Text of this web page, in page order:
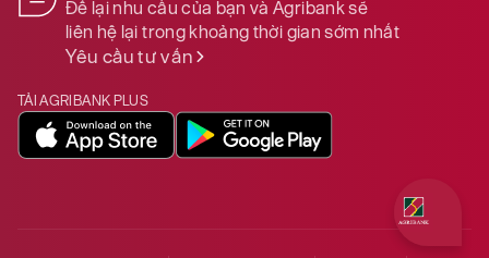
Để lại nhu cầu của bạn và Agribank sẽ
liên hệ lại trong khoảng thời gian sớm nhất
Yêu cầu tư vấn
TẢI AGRIBANK PLUS
Quý